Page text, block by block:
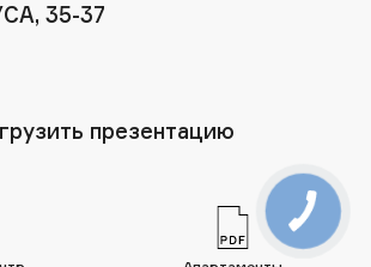
35-37
презентацию